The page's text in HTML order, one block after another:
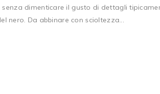
dimenticare il gusto di dettagli
nero. Da abbinare con scioltezza...